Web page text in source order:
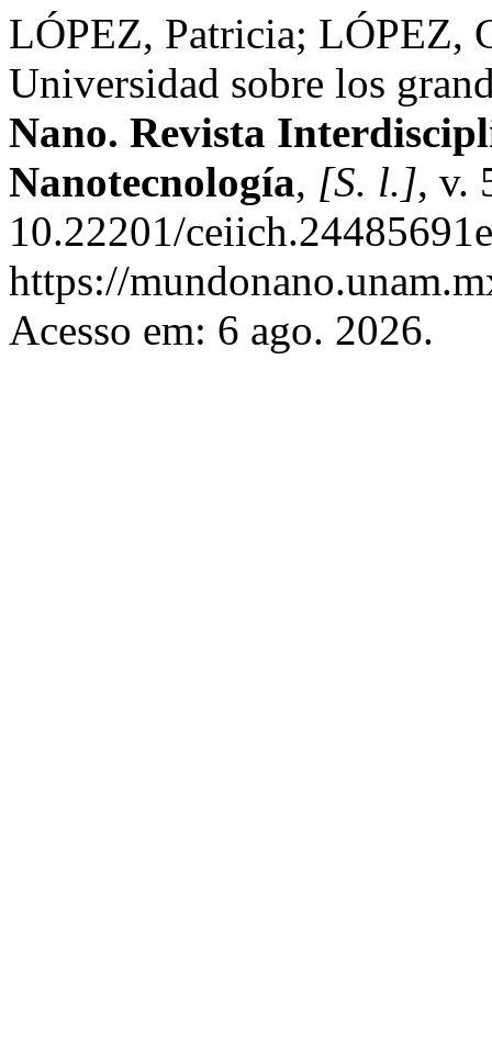
LÓPEZ, Patricia; LÓPEZ,
Universidad sobre los
Nano. Revista
Nanotecnología, [S. l.], v.
10.22201/
https://
Acesso em: 6 ago. 2026.